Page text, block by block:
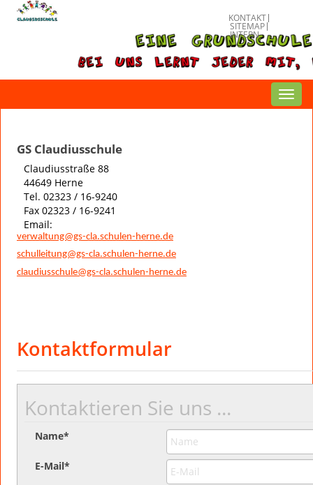
KONTAKT
SITEMAP
INTERN
GS Claudiusschule
Claudiusstraße 88
44649 Herne
Tel. 02323 / 16-9240
Fax 02323 / 16-9241
Email:
verwaltung@gs-cla.schulen-herne.de
schulleitung@gs-cla.schulen-herne.de
claudiusschule@gs-cla.schulen-herne.de
Kontaktformular
Kontaktieren Sie uns ...
Name*
E-Mail*